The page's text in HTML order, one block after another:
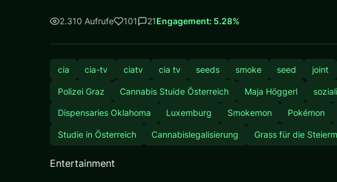
2.310 Aufrufe 101 21Engagement: 5.28%
cia cia-tv ciatv cia tv seeds smoke seed joint
Polizei Graz Cannabis Stuide Österreich Maja Höggerl
Dispensaries Oklahoma Luxemburg Smokemon Pokémon
Studie in Österreich Cannabislegalisierung Grass für die
Entertainment